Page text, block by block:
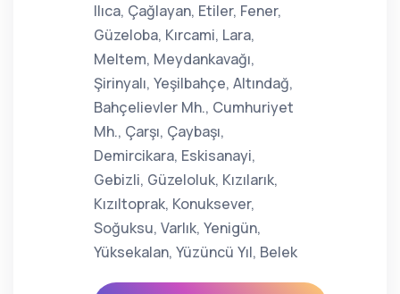
Ilıca, Çağlayan, Etiler, Fener,
Güzeloba, Kırcami, Lara,
Meltem, Meydankavağı,
Şirinyalı, Yeşilbahçe, Altındağ,
Bahçelievler Mh., Cumhuriyet
Mh., Çarşı, Çaybaşı,
Demircikara, Eskisanayi,
Gebizli, Güzeloluk, Kızılarık,
Kızıltoprak, Konuksever,
Soğuksu, Varlık, Yenigün,
Yüksekalan, Yüzüncü Yıl, Belek